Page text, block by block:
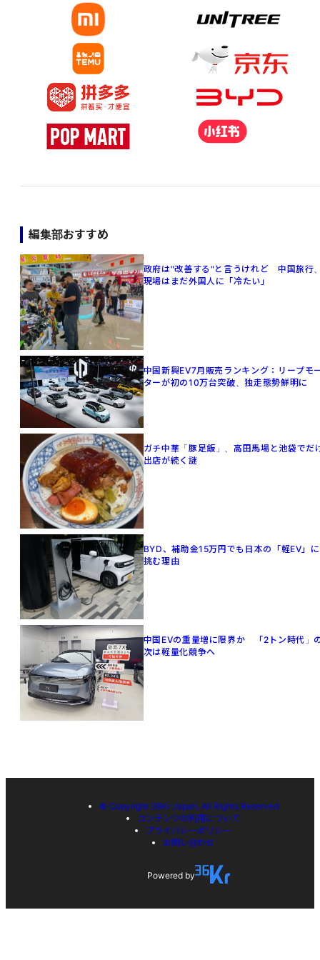
編集部おすすめ
政府は"改善する"と言うけれど 中国旅行
現場はまだ外国人に「冷たい」
中国新興EV7月販売ランキング：リープモ
ターが初の10万台突破、独走態勢鮮明に
ガチ中華「豚足飯」、高田馬場と池袋でだ
出店が続く謎
BYD、補助金15万円でも日本の「軽EV」に
挑む理由
中国EVの重量増に限界か 「2トン時代」
次は軽量化競争へ
© Copyright 36Kr Japan, All Rights Reserved
コンテンツの利用について
プライバシーポリシー
お問い合わせ
Powered by